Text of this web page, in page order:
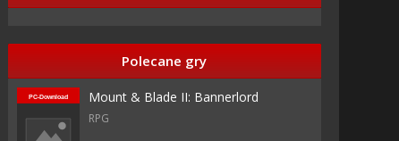
Polecane gry
Mount & Blade II: Bannerlord
RPG